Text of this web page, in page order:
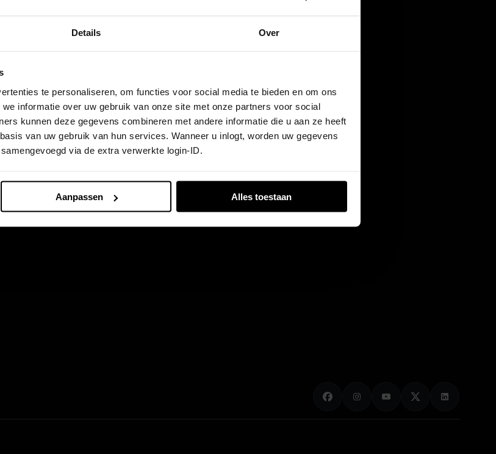
Details Over
te personaliseren, om functies voor social media te bieden en om ons
informatie over uw gebruik van onze site met onze partners voor social
kunnen deze gegevens combineren met andere informatie die u aan ze heeft
van uw gebruik van hun services. Wanneer u inlogt, worden uw gegevens
via de extra verwerkte login-ID.
Aanpassen Alles toestaan
Progress